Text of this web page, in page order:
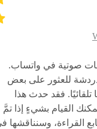
صوتية في واتساب.
للعثور على بعض
فقد حدث هذا
القيام بشيءٍ إذا تمَّ
القراءة، وسنناقشها